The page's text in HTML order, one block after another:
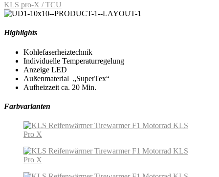
KLS pro-X / TCU
Highlights
Kohlefaserheiztechnik
Individuelle Temperaturregelung
Anzeige LED
Außenmaterial „SuperTex“
Aufheizzeit ca. 20 Min.
Farbvarianten